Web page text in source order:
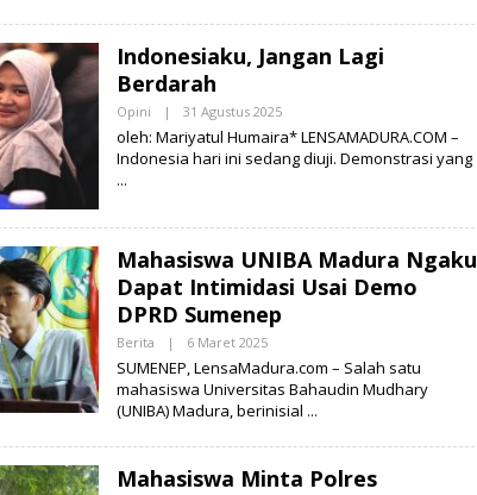
A
M
R
A
Indonesiaku, Jangan Lagi
Berdarah
Opini | 31 Agustus 2025O
E
H
S
M
D
oleh: Mariyatul Humaira* LENSAMADURA.COM –
Indonesia hari ini sedang diuji. Demonstrasi yang
Mahasiswa UNIBA Madura Ngaku
Dapat Intimidasi Usai Demo
DPRD Sumenep
Berita | 6 Maret 2025O
L
E
H
L
A
SUMENEP, LensaMadura.com – Salah satu
mahasiswa Universitas Bahaudin Mudhary
(UNIBA) Madura, berinisial
Mahasiswa Minta Polres